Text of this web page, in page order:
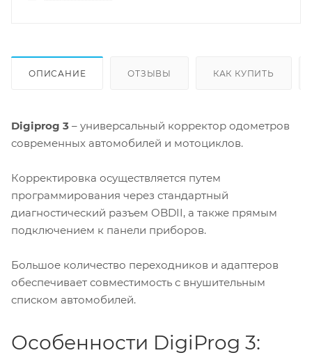
ОПИСАНИЕ ОТЗЫВЫ КАК КУПИТЬ
Digiprog 3 – универсальный корректор одометров
современных автомобилей и мотоциклов.
Корректировка осуществляется путем
программирования через стандартный
диагностический разъем OBDII, а также прямым
подключением к панели приборов.
Большое количество переходников и адаптеров
обеспечивает совместимость с внушительным
списком автомобилей.
Особенности DigiProg 3: